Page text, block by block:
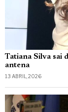
Tatiana Silva sai
antena
13 ABRIL, 2026